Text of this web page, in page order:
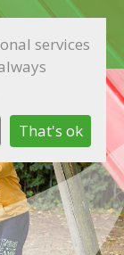
services
That's ok